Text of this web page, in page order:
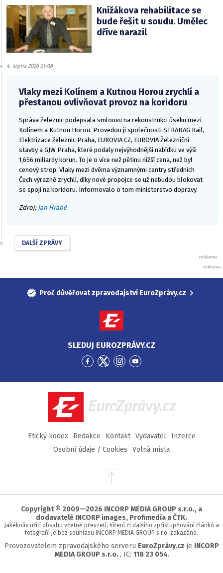
Knížákova rehabilitace se
bude řešit u soudu. Umělec
dříve narazil
4. srpna 2026 21:08
Vlaky mezi Kolínem a Kutnou Horou zrychlí a
přestanou ovlivňovat provoz na koridoru
Správa železnic podepsala smlouvu na rekonstrukci úseku mezi
Kolínem a Kutnou Horou. Provedou ji společnosti STRABAG Rail,
Elektrizace železnic Praha, EUROVIA CZ, EUROVIA Železniční
stavby a GJW Praha, které podaly nejvýhodnější nabídku ve výši
1,656 miliardy korun. To je o více než pětinu nižší cena, než byl
cenový strop. Vlaky mezi dvěma významnými centry středních
Čech výrazně zrychlí, díky nové propojce se už nebudou blokovat
se spoji na koridoru. Informovalo o tom ministerstvo dopravy.
Zdroj: Jan Hrabě
DALŠÍ ZPRÁVY
Proč důvěřovat zpravodajství EuroZprávy.cz
SLEDUJ EUROZPRÁVY.CZ
Přejít
Facebook
Přejít
Twitter
Přejít
Instagram
Přejít
YouTube
EuroZprávy.cz
Etický kodex Redakce Kontakt Vydavatel
Inzerce
Osobní údaje / Cookies
Volná místa
Přejít
stránky
Copyright © 2009—2026 INCORP MEDIA GROUP s.r.o., a
dodavatelé INCORP images, Profimedia a ČTK.
Jakékoliv užití obsahu včetně převzetí, šíření či dalšího zpřístupňování článků a
fotografií je bez souhlasu INCORP MEDIA GROUP s.r.o. zakázáno.
Provozovatelem zpravodajského serveru EuroZprávy.cz je INCORP
MEDIA GROUP s.r.o. , IC: 118 23 054.